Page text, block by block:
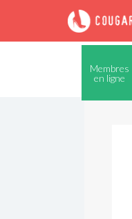
Membres
en ligne